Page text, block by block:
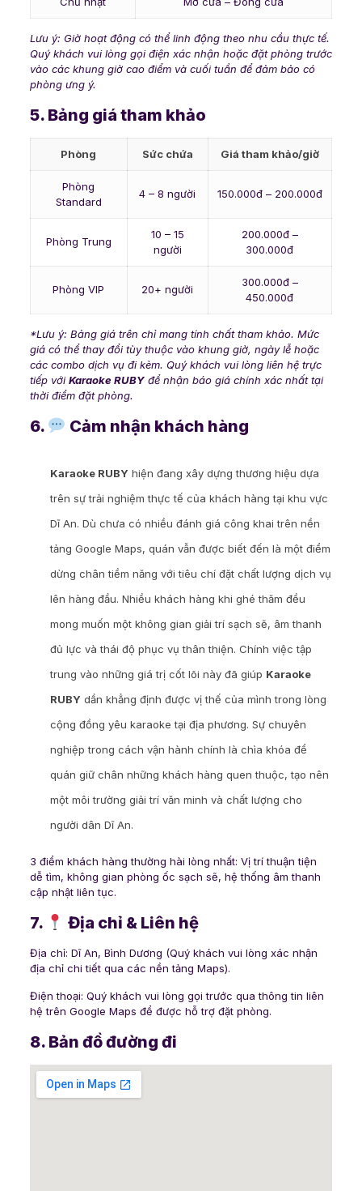
Lưu ý: Giờ hoạt động có thể linh động theo nhu cầu thực tế.
Quý khách vui lòng gọi điện xác nhận hoặc đặt phòng trước
vào các khung giờ cao điểm và cuối tuần để đảm bảo có
phòng ưng ý.
5. Bảng giá tham khảo
Phòng Sức chứa Giá tham khảo/giờ
Phòng
Standard
4 – 8 người 150.000đ – 200.000đ
Phòng Trung
10 – 15
người
200.000đ –
300.000đ
Phòng VIP 20+ người
300.000đ –
450.000đ
*Lưu ý: Bảng giá trên chỉ mang tính chất tham khảo. Mức
giá có thể thay đổi tùy thuộc vào khung giờ, ngày lễ hoặc
các combo dịch vụ đi kèm. Quý khách vui lòng liên hệ trực
tiếp vớiKaraoke RUBYđể nhận báo giá chính xác nhất tại
thời điểm đặt phòng.
6. Cảm nhận khách hàng
Karaoke RUBY hiện đang xây dựng thương hiệu dựa
trên sự trải nghiệm thực tế của khách hàng tại khu vực
Dĩ An. Dù chưa có nhiều đánh giá công khai trên nền
tảng Google Maps, quán vẫn được biết đến là một điểm
dừng chân tiềm năng với tiêu chí đặt chất lượng dịch vụ
lên hàng đầu. Nhiều khách hàng khi ghé thăm đều
mong muốn một không gian giải trí sạch sẽ, âm thanh
đủ lực và thái độ phục vụ thân thiện. Chính việc tập
trung vào những giá trị cốt lõi này đã giúp Karaoke
RUBY dần khẳng định được vị thế của mình trong lòng
cộng đồng yêu karaoke tại địa phương. Sự chuyên
nghiệp trong cách vận hành chính là chìa khóa để
quán giữ chân những khách hàng quen thuộc, tạo nên
một môi trường giải trí văn minh và chất lượng cho
người dân Dĩ An.
3 điểm khách hàng thường hài lòng nhất: Vị trí thuận tiện
dễ tìm, không gian phòng ốc sạch sẽ, hệ thống âm thanh
cập nhật liên tục.
7. Địa chỉ & Liên hệ
Địa chỉ: Dĩ An, Bình Dương (Quý khách vui lòng xác nhận
địa chỉ chi tiết qua các nền tảng Maps).
Điện thoại: Quý khách vui lòng gọi trước qua thông tin liên
hệ trên Google Maps để được hỗ trợ đặt phòng.
8. Bản đồ đường đi